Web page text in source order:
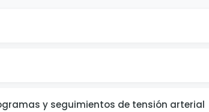
y seguimientos de tensión arterial